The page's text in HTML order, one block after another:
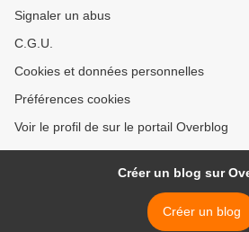
Signaler un abus
C.G.U.
Cookies et données personnelles
Préférences cookies
Voir le profil de sur le portail Overblog
Créer un blog sur
Créer un blog